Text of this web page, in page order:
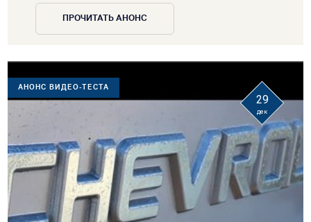
ПРОЧИТАТЬ АНОНС
АНОНС ВИДЕО-ТЕСТА
29
дек